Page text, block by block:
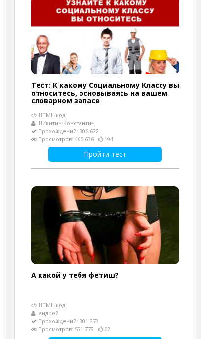
Тест: К какому Социальному Классу вы
относитесь, основываясь на вашем
словарном запасе
HTML-код
Никитин Константин
Прохождений: 306 622
Просмотров: 466 636
194
Пройти тест
А какой у тебя фетиш?
HTML-код
Андрей
Прохождений: 301 373
Просмотров: 571 779
67